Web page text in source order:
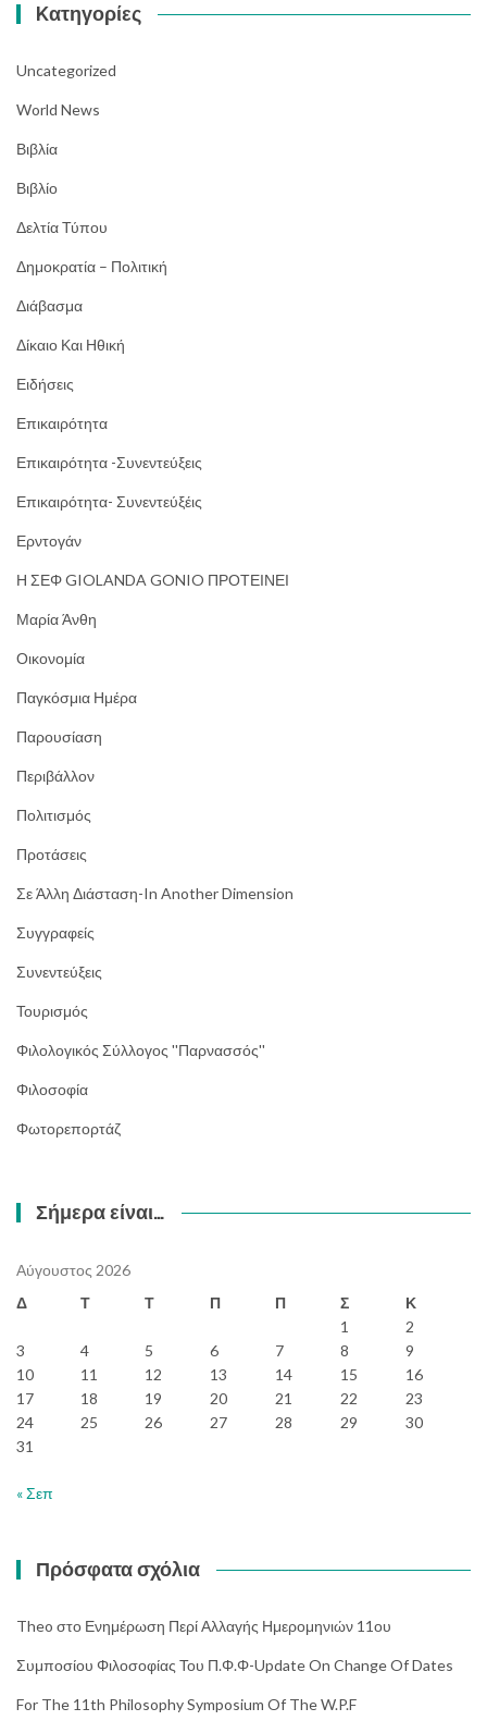
Kατηγορίες
Uncategorized
World News
Βιβλία
Βιβλίο
Δελτία Τύπου
Δημοκρατία – Πολιτική
Διάβασμα
Δίκαιο Και Ηθική
Ειδήσεις
Επικαιρότητα
Επικαιρότητα -Συνεντεύξεις
Επικαιρότητα- Συνεντεύξέις
Ερντογάν
Η ΣΕΦ GIOLANDA GONIO ΠΡΟΤΕΙΝΕΙ
Μαρία Άνθη
Οικονομία
Παγκόσμια Ημέρα
Παρουσίαση
Περιβάλλον
Πολιτισμός
Προτάσεις
Σε Άλλη Διάσταση-In Another Dimension
Συγγραφείς
Συνεντεύξεις
Τουρισμός
Φιλολογικός Σύλλογος ''Παρνασσός''
Φιλοσοφία
Φωτορεπορτάζ
Σήμερα είναι…
Αύγουστος 2026
Δ
Τ Τ Π Π Σ
Κ
1
2
3
4 5 6 7 8
9
10
11 12 13 14 15
16
17
18 19 20 21 22
23
24
25 26 27 28 29
30
31
« Σεπ
Πρόσφατα σχόλια
Theo στο Ενημέρωση Περί Αλλαγής Ημερομηνιών 11ου
Συμποσίου Φιλοσοφίας Του Π.Φ.Φ-Update On Change Of Dates
For The 11th Philosophy Symposium Of The W.P.F